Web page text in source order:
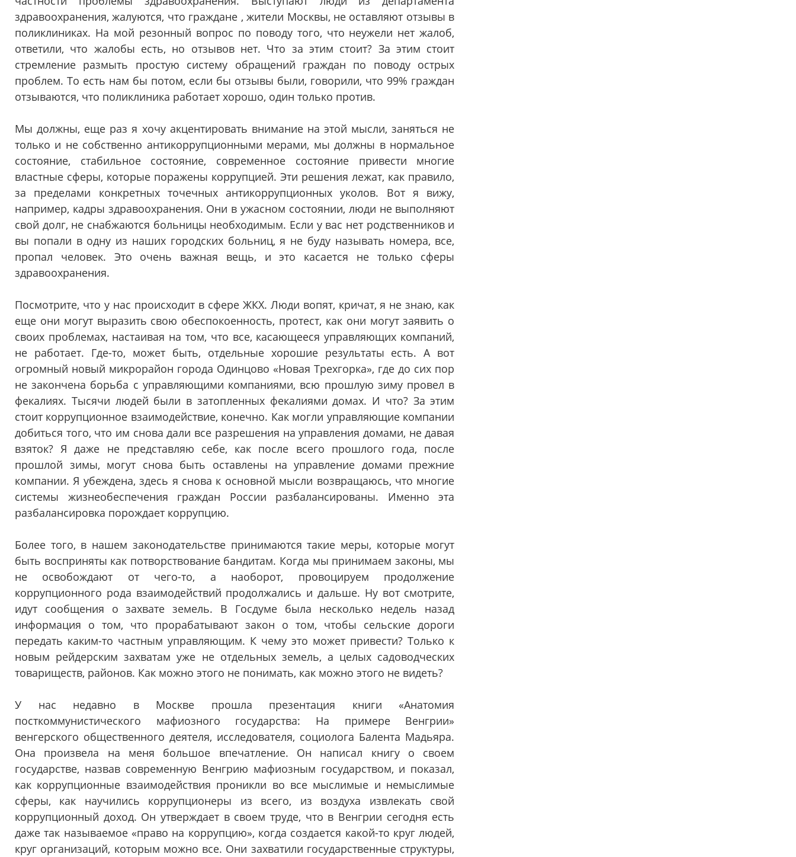
здравоохранения, жалуются, что граждане , жители Москвы, не оставляют отзывы в
поликлиниках. На мой резонный вопрос по поводу того, что неужели нет жалоб,
ответили, что жалобы есть, но отзывов нет. Что за этим стоит? За этим стоит
стремление размыть простую систему обращений граждан по поводу острых
проблем. То есть нам бы потом, если бы отзывы были, говорили, что 99% граждан
отзываются, что поликлиника работает хорошо, один только против.
Мы должны, еще раз я хочу акцентировать внимание на этой мысли, заняться не
только и не собственно антикоррупционными мерами, мы должны в нормальное
состояние, стабильное состояние, современное состояние привести многие
властные сферы, которые поражены коррупцией. Эти решения лежат, как правило,
за пределами конкретных точечных антикоррупционных уколов. Вот я вижу,
например, кадры здравоохранения. Они в ужасном состоянии, люди не выполняют
свой долг, не снабжаются больницы необходимым. Если у вас нет родственников и
вы попали в одну из наших городских больниц, я не буду называть номера, все,
пропал человек. Это очень важная вещь, и это касается не только сферы
здравоохранения.
Посмотрите, что у нас происходит в сфере ЖКХ. Люди вопят, кричат, я не знаю, как
еще они могут выразить свою обеспокоенность, протест, как они могут заявить о
своих проблемах, настаивая на том, что все, касающееся управляющих компаний,
не работает. Где-то, может быть, отдельные хорошие результаты есть. А вот
огромный новый микрорайон города Одинцово «Новая Трехгорка», где до сих пор
не закончена борьба с управляющими компаниями, всю прошлую зиму провел в
фекалиях. Тысячи людей были в затопленных фекалиями домах. И что? За этим
стоит коррупционное взаимодействие, конечно. Как могли управляющие компании
добиться того, что им снова дали все разрешения на управления домами, не давая
взяток? Я даже не представляю себе, как после всего прошлого года, после
прошлой зимы, могут снова быть оставлены на управление домами прежние
компании. Я убеждена, здесь я снова к основной мысли возвращаюсь, что многие
системы жизнеобеспечения граждан России разбалансированы. Именно эта
разбалансировка порождает коррупцию.
Более того, в нашем законодательстве принимаются такие меры, которые могут
быть восприняты как потворствование бандитам. Когда мы принимаем законы, мы
не освобождают от чего-то, а наоборот, провоцируем продолжение
коррупционного рода взаимодействий продолжались и дальше. Ну вот смотрите,
идут сообщения о захвате земель. В Госдуме была несколько недель назад
информация о том, что прорабатывают закон о том, чтобы сельские дороги
передать каким-то частным управляющим. К чему это может привести? Только к
новым рейдерским захватам уже не отдельных земель, а целых садоводческих
товариществ, районов. Как можно этого не понимать, как можно этого не видеть?
У нас недавно в Москве прошла презентация книги «Анатомия
посткоммунистического мафиозного государства: На примере Венгрии»
венгерского общественного деятеля, исследователя, социолога Балента Мадьяра.
Она произвела на меня большое впечатление. Он написал книгу о своем
государстве, назвав современную Венгрию мафиозным государством, и показал,
как коррупционные взаимодействия проникли во все мыслимые и немыслимые
сферы, как научились коррупционеры из всего, из воздуха извлекать свой
коррупционный доход. Он утверждает в своем труде, что в Венгрии сегодня есть
даже так называемое «право на коррупцию», когда создается какой-то круг людей,
круг организаций, которым можно все. Они захватили государственные структуры,